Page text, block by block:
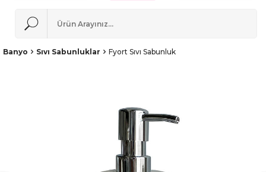
Banyo Sıvı Sabunluklar Fyort Sıvı Sabunluk